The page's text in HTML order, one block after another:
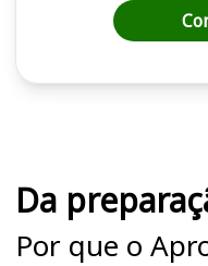
Da
Por que o